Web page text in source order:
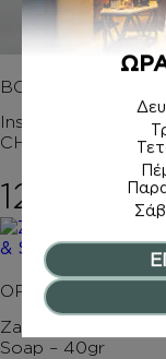
BODY MIST
Inspired by BLEU
CHANEL
12,00
ORTIGIA SICILIA
Zagara Glass Plate
Soap – 40gr